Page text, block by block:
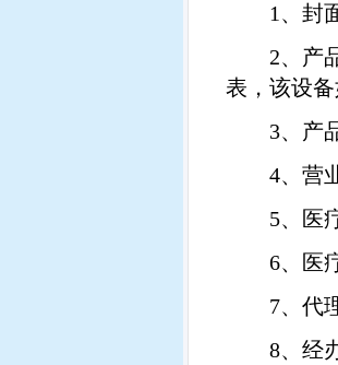
1 、封
2、产
表，该设
3、产
4、营
5、医
6、医
7、代
8、经